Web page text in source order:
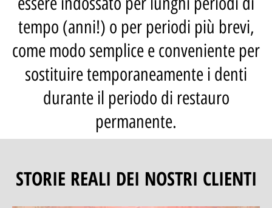
tempo (anni!) o per periodi più brevi,
come modo semplice e conveniente per
sostituire temporaneamente i denti
durante il periodo di restauro
permanente.
STORIE REALI DEI NOSTRI CLIENTI